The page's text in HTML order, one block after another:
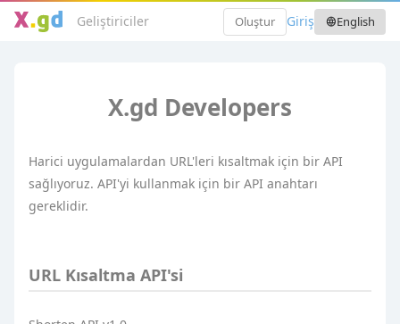
Geliştiriciler Oluştur Giriş languageEnglish
X.gd Developers
Harici uygulamalardan URL'leri kısaltmak için bir API
sağlıyoruz. API'yi kullanmak için bir API anahtarı
gereklidir.
URL Kısaltma API'si